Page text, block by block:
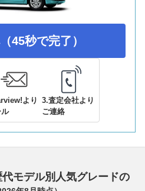
45秒で完了）
より
ル
3.査定会社より
ご連絡
代モデル別人気グレードの